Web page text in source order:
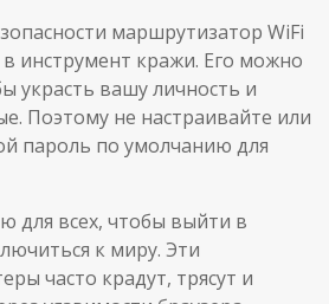
маршрутизатор WiFi
инструмент кражи. Его можно
украсть вашу личность и
Поэтому не настраивайте или
пароль по умолчанию для
для всех, чтобы выйти в
к миру. Эти
часто крадут, трясут и